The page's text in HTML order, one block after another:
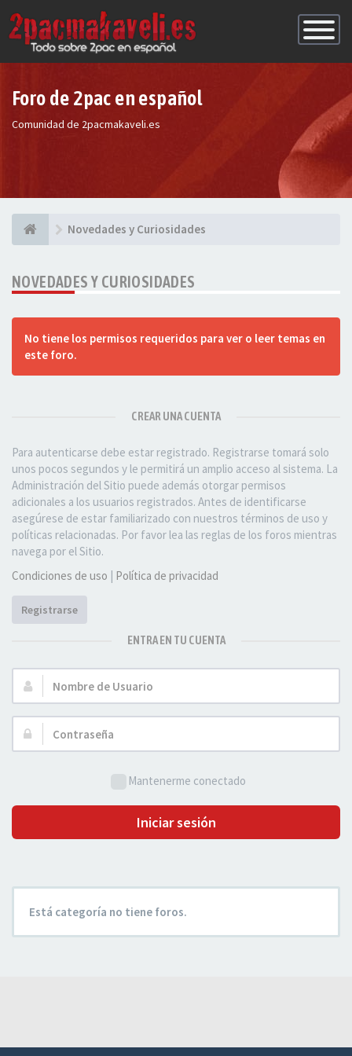
de
Foro de 2pac en español
Comunidad de 2pacmakaveli.es
Novedades y Curiosidades
NOVEDADES Y CURIOSIDADES
No tiene los permisos requeridos para ver o leer temas en
este foro.
CREAR UNA CUENTA
Para autenticarse debe estar registrado. Registrarse tomará solo
unos pocos segundos y le permitirá un amplio acceso al sistema. La
Administración del Sitio puede además otorgar permisos
adicionales a los usuarios registrados. Antes de identificarse
asegúrese de estar familiarizado con nuestros términos de uso y
políticas relacionadas. Por favor lea las reglas de los foros mientras
navega por el Sitio.
Condiciones de uso | Política de privacidad
Registrarse
ENTRA EN TU CUENTA
Nombre
de
Usuario:
Contraseña:
Mantenerme conectado
Iniciar sesión
Está categoría no tiene foros.